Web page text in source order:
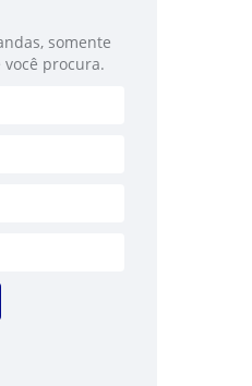
somente
procura.